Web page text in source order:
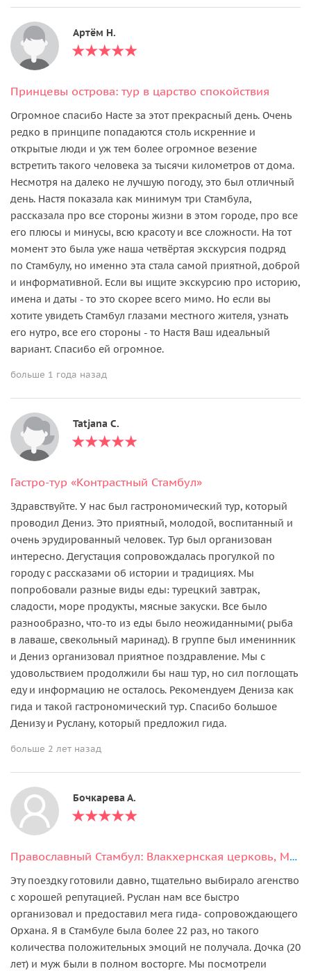
Артём Н.
Принцевы острова: тур в царство спокойствия
Огромное спасибо Насте за этот прекрасный день. Очень
редко в принципе попадаются столь искренние и
открытые люди и уж тем более огромное везение
встретить такого человека за тысячи километров от дома.
Несмотря на далеко не лучшую погоду, это был отличный
день. Настя показала как минимум три Стамбула,
рассказала про все стороны жизни в этом городе, про все
его плюсы и минусы, всю красоту и все сложности. На тот
момент это была уже наша четвёртая экскурсия подряд
по Стамбулу, но именно эта стала самой приятной, доброй
и информативной. Если вы ищите экскурсию про историю,
имена и даты - то это скорее всего мимо. Но если вы
хотите увидеть Стамбул глазами местного жителя, узнать
его нутро, все его стороны - то Настя Ваш идеальный
вариант. Спасибо ей огромное.
больше 1 года назад
Tatjana C.
Гастро-тур «Контрастный Стамбул»
Здравствуйте. У нас был гастрономический тур, который
проводил Дениз. Это приятный, молодой, воспитанный и
очень эрудированный человек. Тур был организован
интересно. Дегустация сопровождалась прогулкой по
городу с рассказами об истории и традициях. Мы
попробовали разные виды еды: турецкий завтрак,
сладости, море продукты, мясные закуски. Все было
разнообразно, что-то из еды было неожиданными( рыба
в лаваше, свекольный маринад). В группе был именинник
и Дениз организовал приятное поздравление. Мы с
удовольствием продолжили бы наш тур, но сил поглощать
еду и информацию не осталось. Рекомендуем Дениза как
гида и такой гастрономический тур. Спасибо большое
Денизу и Руслану, который предложил гида.
больше 2 лет назад
Бочкарева А.
Православный Стамбул: Влакхернская церковь, Монастырь Хора и Патриархат
Эту поездку готовили давно, тщательно выбирало агенство
с хорошей репутацией. Руслан нам все быстро
организовал и предоставил мега гида- сопровождающего
Орхана. Я в Стамбуле была более 22 раз, но такого
количества положительных эмоций не получала. Дочка (20
лет) и муж были в полном восторге. Мы посмотрели